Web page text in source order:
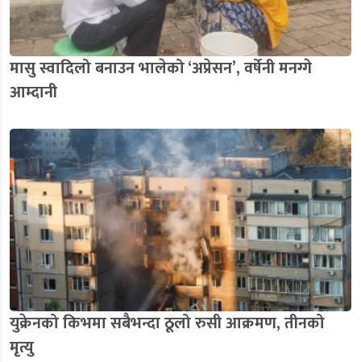
मासु स्वादिलो बनाउन भालेको ‘अप्रेसन’, वर्षेनी मनग्गे
आम्दानी
युक्रेनको किभमा सबैभन्दा ठूलो रुसी आक्रमण, तीनको
मृत्यु